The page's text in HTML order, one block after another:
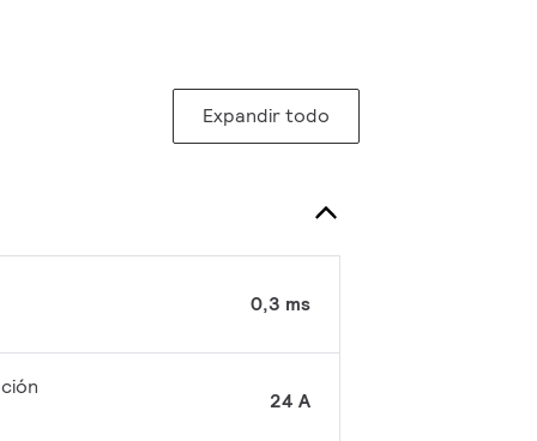
Expandir todo
0,3 ms
24 A